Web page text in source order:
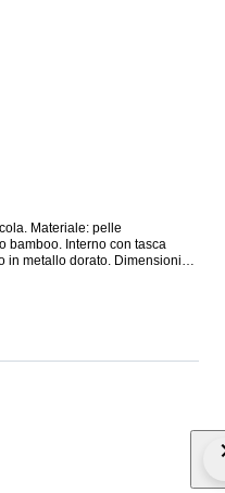
Materiale: pelle
bamboo. Interno con tasca
in metallo dorato. Dimensioni
in camoscio. Necessita
manici in pelle, leggeri segni.
odore di chiuso.
sono a carico dell'acquirente.